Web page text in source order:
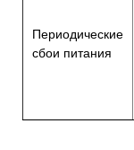
Периодические
сбои питания